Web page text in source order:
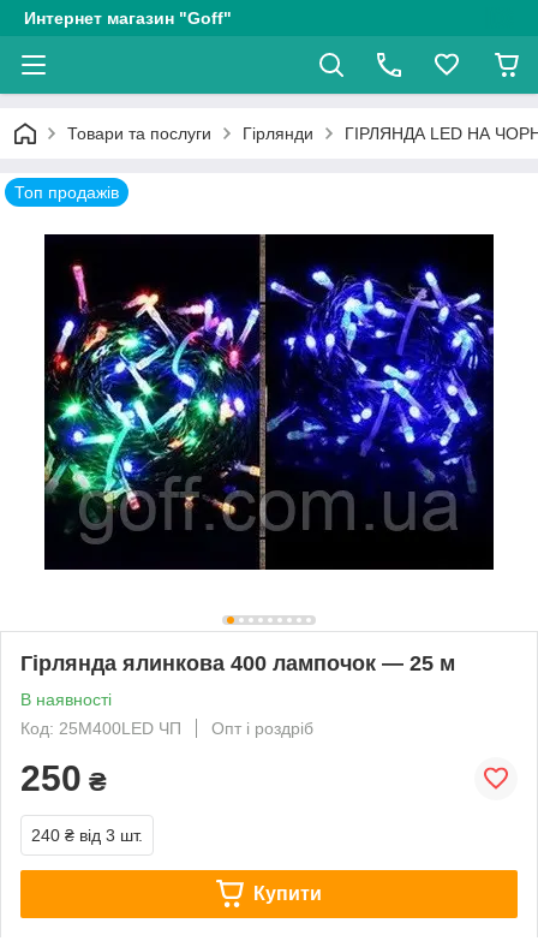
Интернет магазин "Goff"
Товари та послуги Гірлянди ГІРЛЯНДА LED НА
Топ продажів
Гірлянда ялинкова 400 лампочок — 25 м
В наявності
Код: 25М400LED ЧП
Опт і роздріб
250 ₴
240 ₴ від 3 шт.
Купити